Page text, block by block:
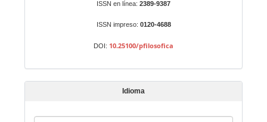
t
í
ISSN en línea: 2389-9387
ISSN impreso: 0120-4688
DOI: 10.25100/pfilosofica
Idioma